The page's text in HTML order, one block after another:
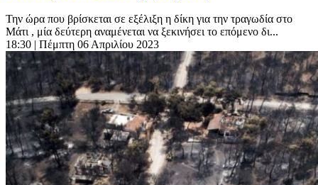
Την ώρα που βρίσκεται σε εξέλιξη η δίκη για την τραγωδία στο
Μάτι , μία δεύτερη αναμένεται να ξεκινήσει το επόμενο δι...
18:30 | Πέμπτη 06 Απριλίου 2023